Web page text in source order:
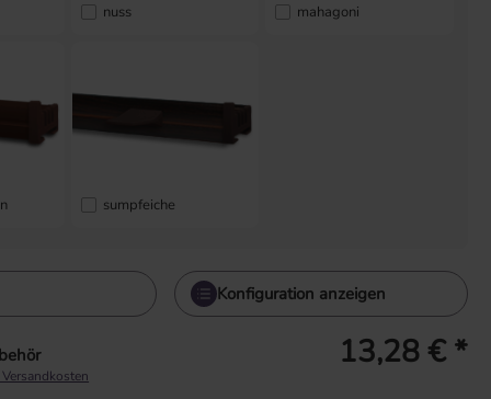
nuss mahagoni
sumpfeiche
Konfiguration anzeigen
13,28 € *